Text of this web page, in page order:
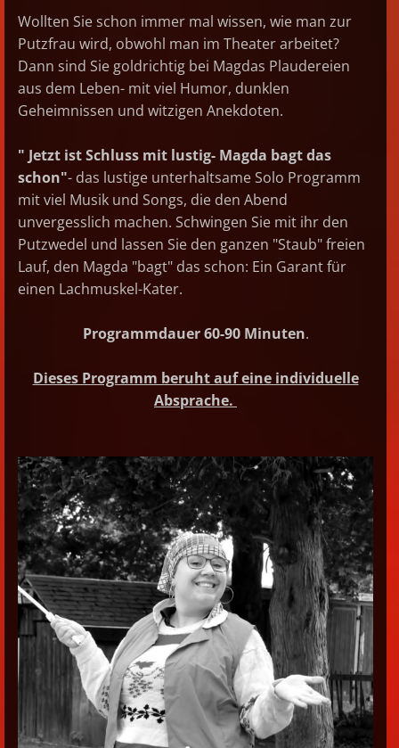
Wollten Sie schon immer mal wissen, wie man zur
Putzfrau wird, obwohl man im Theater arbeitet?
Dann sind Sie goldrichtig bei Magdas Plaudereien
aus dem Leben- mit viel Humor, dunklen
Geheimnissen und witzigen Anekdoten.
" Jetzt ist Schluss mit lustig- Magda bagt das
schon"- das lustige unterhaltsame Solo Programm
mit viel Musik und Songs, die den Abend
unvergesslich machen. Schwingen Sie mit ihr den
Putzwedel und lassen Sie den ganzen "Staub" freien
Lauf, den Magda "bagt" das schon: Ein Garant für
einen Lachmuskel-Kater.
Programmdauer 60-90 Minuten.
Dieses Programm beruht auf eine individuelle
Absprache.